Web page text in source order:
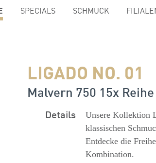
SPECIALS SCHMUCK
LIGADO NO. 01
Malvern 750 15x
Details
Unsere Kollektion
klassischen
Entdecke die
Kombination.